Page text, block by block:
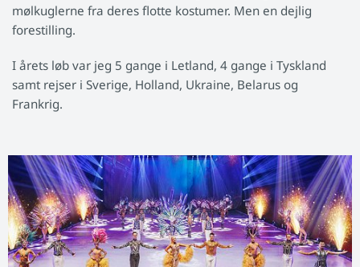
mølkuglerne fra deres flotte kostumer. Men en dejlig
forestilling.
I årets løb var jeg 5 gange i Letland, 4 gange i Tyskland
samt rejser i Sverige, Holland, Ukraine, Belarus og
Frankrig.